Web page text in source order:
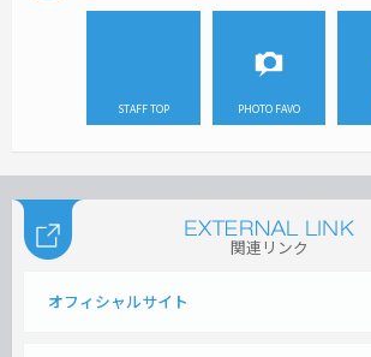
STAFF TOP PHOTO FAVO
関連リンク
オフィシャルサイト